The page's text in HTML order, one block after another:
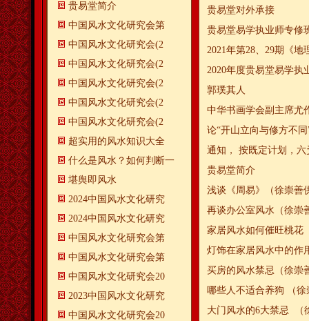
贵易堂简介
中国风水文化研究会第
中国风水文化研究会(2
中国风水文化研究会(2
中国风水文化研究会(2
中国风水文化研究会(2
中国风水文化研究会(2
超实用的风水知识大全
什么是风水？如何判断一
​堪舆即风水
2024中国风水文化研究
2024中国风水文化研究
中国风水文化研究会第
中国风水文化研究会第
中国风水文化研究会20
2023中国风水文化研究
中国风水文化研究会20
贵易堂对外承接
贵易堂易学执业师专修
2021年第28、29期《
2020年度贵易堂易学执
郭璞其人
中华书画学会副主席尤
论“开山立向与修方不
通知， 按既定计划，
贵易堂简介
浅谈《周易》（徐崇善
再谈办公室风水（徐崇
家居风水如何催旺桃花
灯饰在家居风水中的作
买房的风水禁忌（徐崇
哪些人不适合养狗 （徐
大门风水的6大禁忌 （